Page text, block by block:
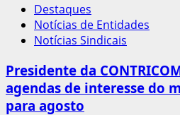
Destaques
Notícias de Entidades
Notícias Sindicais
Presidente da
agendas de interesse do
para agosto